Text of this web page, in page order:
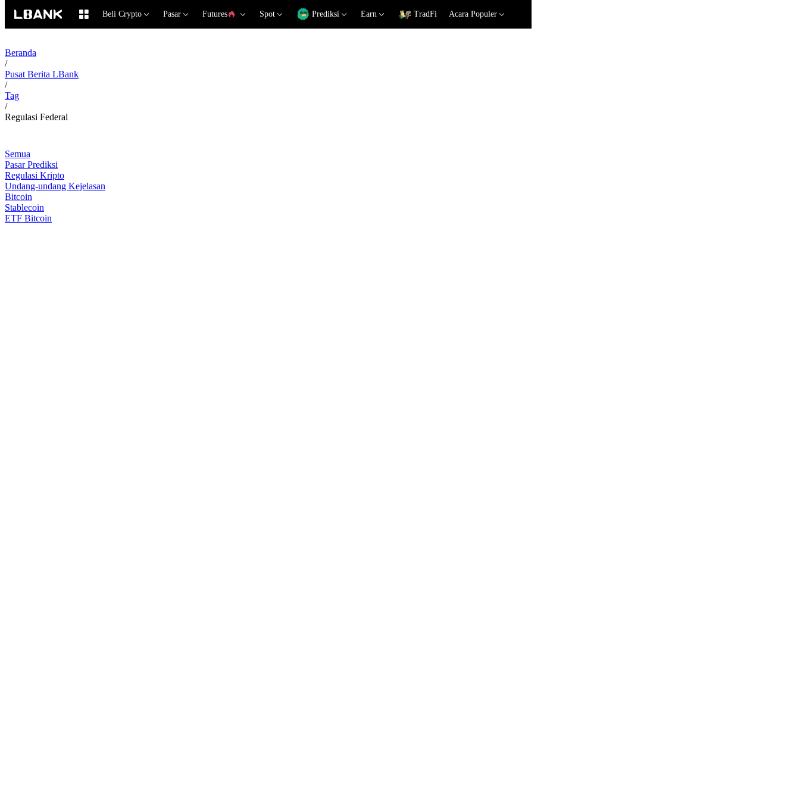
Beli Crypto Pasar Futures Spot Prediksi Earn TradFi Acara Populer
Beranda
/
Pusat Berita LBank
/
Tag
/
Regulasi Federal
Semua
Pasar Prediksi
Regulasi Kripto
Undang-undang Kejelasan
Bitcoin
Stablecoin
ETF Bitcoin